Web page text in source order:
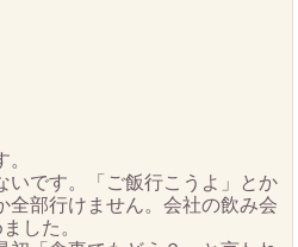
いです。「ご飯行こうよ」とか
全部行けません。会社の飲み会
した。